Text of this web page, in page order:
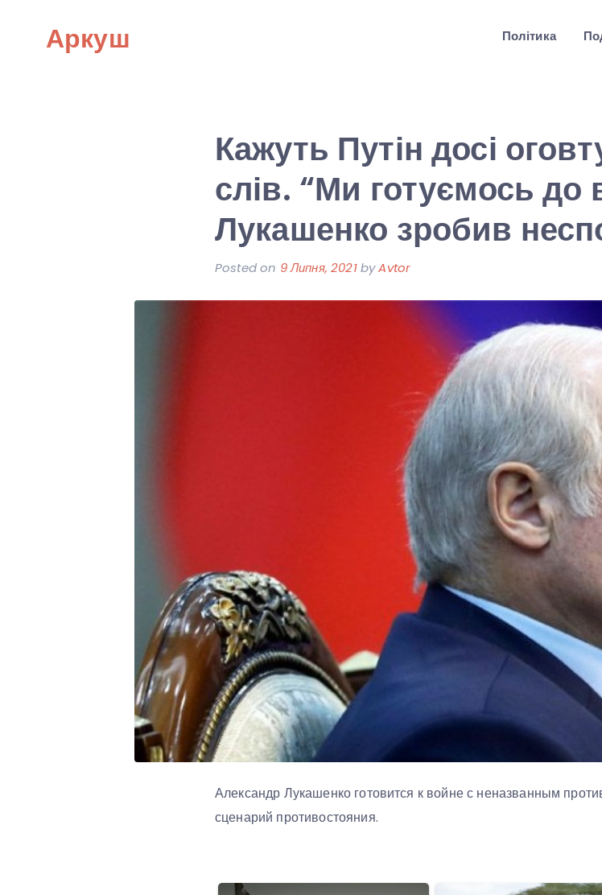
Аркуш Політика
Кажуть Путін досі
слів. “Ми готуємось до
Лукашенко зробив
Posted on 9 Липня, 2021byAvtor
Александр Лукашенко готовится к войне с неназванным
сценарий противостояния.